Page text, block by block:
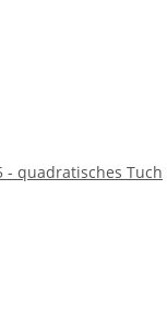
quadratisches Tuch